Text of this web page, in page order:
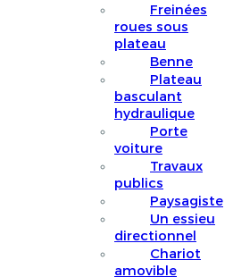
Freinées
roues sous
plateau
Benne
Plateau
basculant
hydraulique
Porte
voiture
Travaux
publics
Paysagiste
Un essieu
directionnel
Chariot
amovible